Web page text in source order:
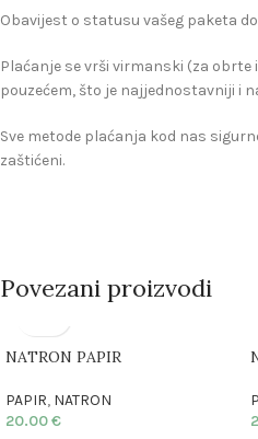
Obavijest o statusu vašeg paketa
Plaćanje se vrši virmanski (za obrte
pouzećem, što je najjednostavniji i
Sve metode plaćanja kod nas
zaštićeni.
Povezani proizvodi
NATRON PAPIR
PAPIR, NATRON
20.00€